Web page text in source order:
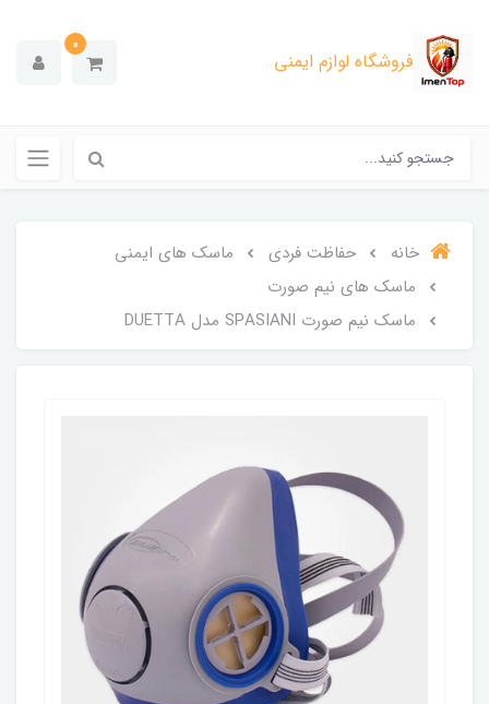
فروشگاه لوازم ایمنی
0
خانه حفاظت فردی
ماسک های ایمنی
ماسک های نیم صورت
ماسک نیم صورت SPASIANI مدل DUETTA